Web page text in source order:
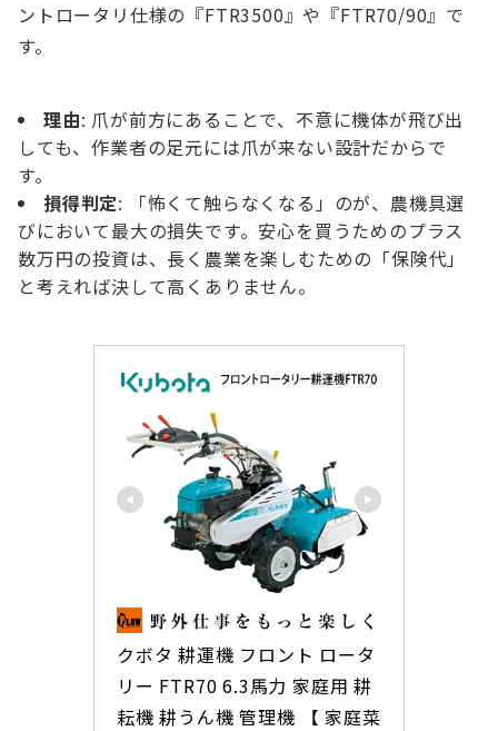
ントロータリ仕様の『FTR3500』や『FTR70/90』で
す。
理由: 爪が前方にあることで、不意に機体が飛び出
しても、作業者の足元には爪が来ない設計だからで
す。
損得判定: 「怖くて触らなくなる」のが、農機具選
びにおいて最大の損失です。安心を買うためのプラス
数万円の投資は、長く農業を楽しむための「保険代」
と考えれば決して高くありません。
クボタ 耕運機 フロント ロータ
リー FTR70 6.3馬力 家庭用 耕
耘機 耕うん機 管理機 【 家庭菜